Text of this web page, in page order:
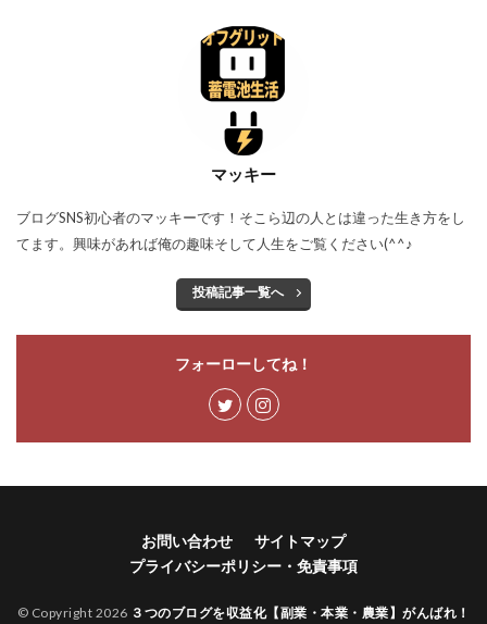
マッキー
ブログSNS初心者のマッキーです！そこら辺の人とは違った生き方をし
てます。興味があれば俺の趣味そして人生をご覧ください(^^♪
投稿記事一覧へ
フォーローしてね！
お問い合わせ
サイトマップ
プライバシーポリシー・免責事項
© Copyright 2026 ３つのブログを収益化【副業・本業・農業】がんばれ！